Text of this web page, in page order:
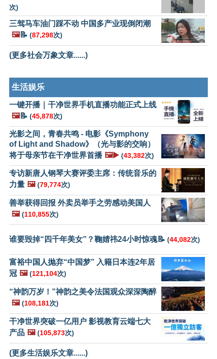
次)
三驾马车油门踩不动 中国多产业现倒闭潮
🖼️📝 (87,298次)
(更多社会万象文章......)
生活娱乐
一键开播｜干净世界手机直播功能正式上线
🖼️📝 (45,878次)
光影之间，青春共鸣 - 电影《Symphony
of Light and Shadow》（光与影的交响）
将于母亲节在干净世界首播 🖼️▶️ (43,382次)
专访新唐人钢琴大赛评委主席：传统音乐的
力量 🖼️ (79,774次)
善举获得回报 外卖员举手之劳感动美国人
🖼️ (110,855次)
谁要毁掉“四千年美女”？鞠婧祎24小时惊魂📝 (44,082次)
富裕中国人抛弃“中国梦” 入籍日本连2年居
冠 🖼️ (121,104次)
“神韵万岁！”神韵之美令法国观众深深陶醉
🖼️ (108,181次)
干净世界突破一亿用户 影视教育云端七大
产品 🖼️ (105,873次)
(更多生活娱乐文章......)